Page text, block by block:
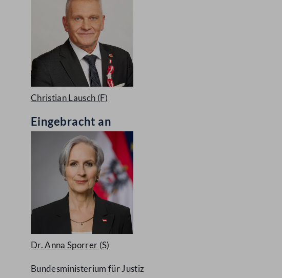
Christian Lausch (F)
Eingebracht an
Dr. Anna Sporrer (S)
Bundesministerium für Justiz